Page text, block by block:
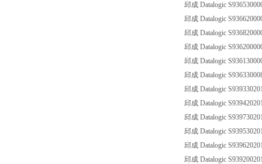
邱成 Datalogic
邱成 Datalogic
邱成 Datalogic
邱成 Datalogic
邱成 Datalogic
邱成 Datalogic
邱成 Datalogic
邱成 Datalogic
邱成 Datalogic
邱成 Datalogic
邱成 Datalogic
邱成 Datalogic